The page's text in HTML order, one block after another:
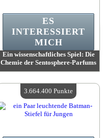
Ein wissenschaftliches Spiel: Die
Chemie der Sentosphere-Parfums
Verfügbare Menge:4
ES
INTERESSIERT
MICH
3.664.400 Punkte